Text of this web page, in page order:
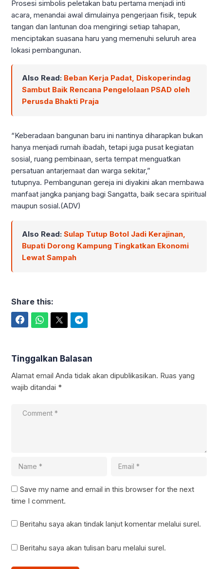
Prosesi simbolis peletakan batu pertama menjadi inti
acara, menandai awal dimulainya pengerjaan fisik, tepuk
tangan dan lantunan doa mengiringi setiap tahapan,
menciptakan suasana haru yang memenuhi seluruh area
lokasi pembangunan.
Also Read: Beban Kerja Padat, Diskoperindag
Sambut Baik Rencana Pengelolaan PSAD oleh
Perusda Bhakti Praja
“Keberadaan bangunan baru ini nantinya diharapkan bukan
hanya menjadi rumah ibadah, tetapi juga pusat kegiatan
sosial, ruang pembinaan, serta tempat menguatkan
persatuan antarjemaat dan warga sekitar,”
tutupnya. Pembangunan gereja ini diyakini akan membawa
manfaat jangka panjang bagi Sangatta, baik secara spiritual
maupun sosial.(ADV)
Also Read: Sulap Tutup Botol Jadi Kerajinan,
Bupati Dorong Kampung Tingkatkan Ekonomi
Lewat Sampah
Share this:
Tinggalkan Balasan
Alamat email Anda tidak akan dipublikasikan. Ruas yang
wajib ditandai *
Save my name and email in this browser for the next
time I comment.
Beritahu saya akan tindak lanjut komentar melalui surel.
Beritahu saya akan tulisan baru melalui surel.